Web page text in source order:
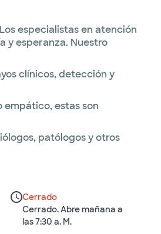
especialistas en atención
y esperanza. Nuestro
clínicos, detección y
empático, estas son
patólogos y otros
Cerrado
Cerrado. Abre mañana a
las 7:30 a. M.